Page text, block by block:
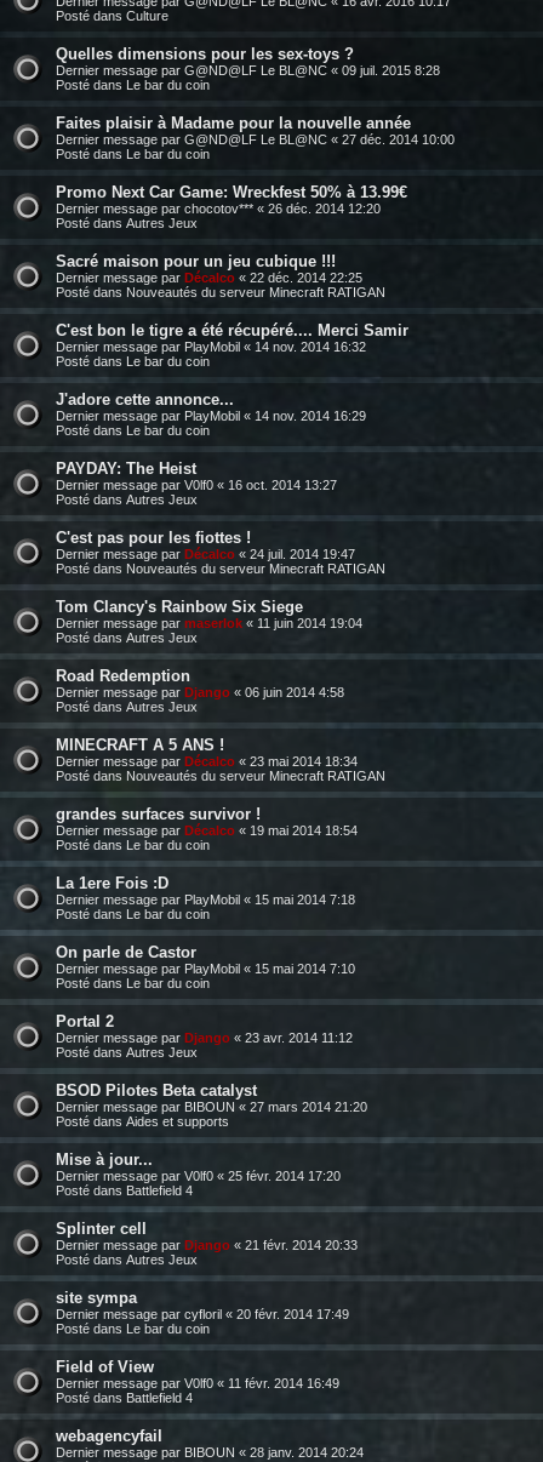
Posté dans Culture
Quelles dimensions pour les sex-toys ?
Dernier message par G@ND@LF Le BL@NC « 09 juil. 2015 8:28
Posté dans Le bar du coin
Faites plaisir à Madame pour la nouvelle année
Dernier message par G@ND@LF Le BL@NC « 27 déc. 2014 10:00
Posté dans Le bar du coin
Promo Next Car Game: Wreckfest 50% à 13.99€
Dernier message par chocotov*** « 26 déc. 2014 12:20
Posté dans Autres Jeux
Sacré maison pour un jeu cubique !!!
Dernier message par Décalco « 22 déc. 2014 22:25
Posté dans Nouveautés du serveur Minecraft RATIGAN
C'est bon le tigre a été récupéré.... Merci Samir
Dernier message par PlayMobil « 14 nov. 2014 16:32
Posté dans Le bar du coin
J'adore cette annonce...
Dernier message par PlayMobil « 14 nov. 2014 16:29
Posté dans Le bar du coin
PAYDAY: The Heist
Dernier message par V0lf0 « 16 oct. 2014 13:27
Posté dans Autres Jeux
C'est pas pour les fiottes !
Dernier message par Décalco « 24 juil. 2014 19:47
Posté dans Nouveautés du serveur Minecraft RATIGAN
Tom Clancy's Rainbow Six Siege
Dernier message par maserlok « 11 juin 2014 19:04
Posté dans Autres Jeux
Road Redemption
Dernier message par Django « 06 juin 2014 4:58
Posté dans Autres Jeux
MINECRAFT A 5 ANS !
Dernier message par Décalco « 23 mai 2014 18:34
Posté dans Nouveautés du serveur Minecraft RATIGAN
grandes surfaces survivor !
Dernier message par Décalco « 19 mai 2014 18:54
Posté dans Le bar du coin
La 1ere Fois :D
Dernier message par PlayMobil « 15 mai 2014 7:18
Posté dans Le bar du coin
On parle de Castor
Dernier message par PlayMobil « 15 mai 2014 7:10
Posté dans Le bar du coin
Portal 2
Dernier message par Django « 23 avr. 2014 11:12
Posté dans Autres Jeux
BSOD Pilotes Beta catalyst
Dernier message par BIBOUN « 27 mars 2014 21:20
Posté dans Aides et supports
Mise à jour...
Dernier message par V0lf0 « 25 févr. 2014 17:20
Posté dans Battlefield 4
Splinter cell
Dernier message par Django « 21 févr. 2014 20:33
Posté dans Autres Jeux
site sympa
Dernier message par cyfloril « 20 févr. 2014 17:49
Posté dans Le bar du coin
Field of View
Dernier message par V0lf0 « 11 févr. 2014 16:49
Posté dans Battlefield 4
webagencyfail
Dernier message par BIBOUN « 28 janv. 2014 20:24